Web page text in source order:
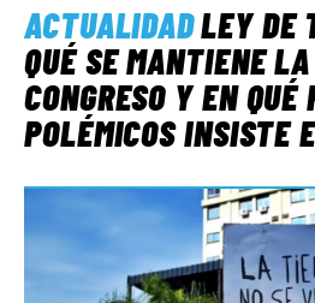
ACTUALIDADLEY DE
QUÉ SE MANTIENE
CONGRESO Y EN QUÉ
POLÉMICOS INSISTE